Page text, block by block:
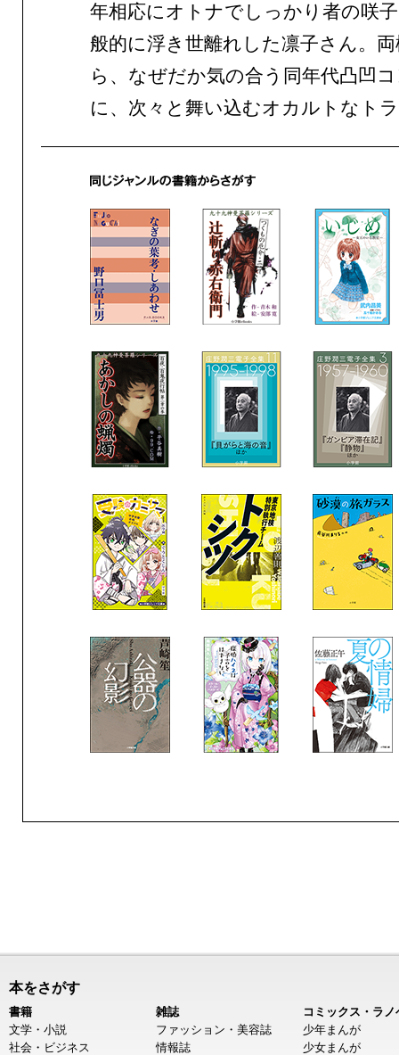
年相応にオトナでしっかり者の咲
般的に浮き世離れした凛子さん。
ら、なぜだか気の合う同年代凸凹
に、次々と舞い込むオカルトなト
本をさがす
書籍
文学・小説
社会・ビジネス
雑誌
ファッション・美容誌
情報誌
コミックス・ラノ
少年まんが
少女まんが